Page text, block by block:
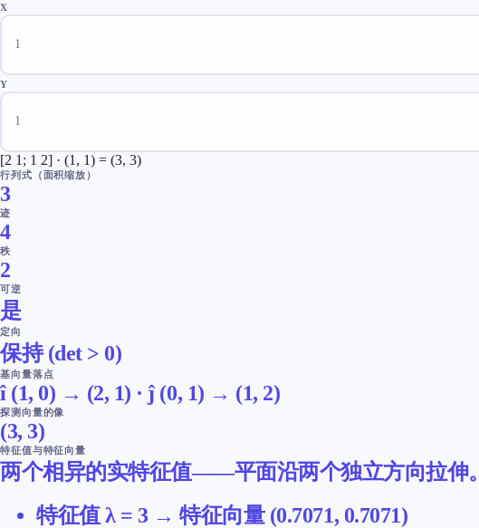
X
Y
[2 1; 1 2] · (1, 1) = (3, 3)
行列式（面积缩放）
3
迹
4
秩
2
可逆
是
定向
保持 (det > 0)
基向量落点
î (1, 0) → (2, 1) ·ĵ (0, 1) → (1, 2)
探测向量的像
(3, 3)
特征值与特征向量
两个相异的实特征值——平面沿两个独立方向拉伸。
特征值λ = 3→特征向量(0.7071, 0.7071)